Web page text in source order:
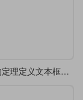
英文书常见的定理定义文本框设计欣赏